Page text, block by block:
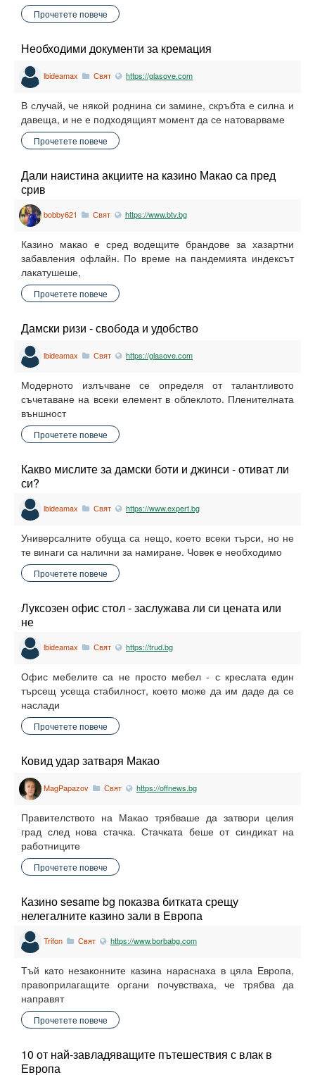
Прочетете повече
Необходими документи за кремация
lbideamax Свят https://glasove.com
В случай, че някой роднина си замине, скръбта е силна и
давеща, и не е подходящият момент да се натоварваме
Прочетете повече
Дали наистина акциите на казино Макао са пред
срив
bobby621 Свят https://www.btv.bg
Казино макао е сред водещите брандове за хазартни
забавления офлайн. По време на пандемията индексът
лакатушеше,
Прочетете повече
Дамски ризи - свобода и удобство
lbideamax Свят https://glasove.com
Модерното излъчване се определя от талантливото
съчетаване на всеки елемент в облеклото. Пленителната
външност
Прочетете повече
Какво мислите за дамски боти и джинси - отиват ли
си?
lbideamax Свят https://www.expert.bg
Универсалните обуща са нещо, което всеки търси, но не
те винаги са налични за намиране. Човек е необходимо
Прочетете повече
Луксозен офис стол - заслужава ли си цената или
не
lbideamax Свят https://trud.bg
Офис мебелите са не просто мебел - с креслата един
търсещ усеща стабилност, което може да им даде да се
наслади
Прочетете повече
Ковид удар затваря Макао
MagPapazov Свят https://offnews.bg
Правителството на Макао трябваше да затвори целия
град след нова стачка. Стачката беше от синдикат на
работниците
Прочетете повече
Казино sesame bg показва битката срещу
нелегалните казино зали в Европа
Trifon Свят https://www.borbabg.com
Тъй като незаконните казина нараснаха в цяла Европа,
правоприлагащите органи почувстваха, че трябва да
направят
Прочетете повече
10 от най-завладяващите пътешествия с влак в
Европа